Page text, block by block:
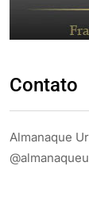
Contato
Almanaque